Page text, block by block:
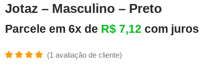
Jotaz – Masculino – Preto
Parcele em 6x de R$ 7,12 com juros
(1 avaliação de cliente)